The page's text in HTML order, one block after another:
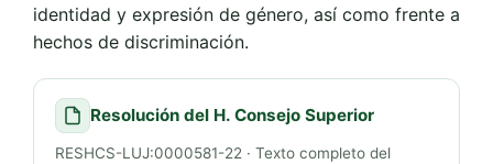
identidad y expresión de género, así como frente a
hechos de discriminación.
Resolución del H. Consejo Superior
RESHCS-LUJ:0000581-22 · Texto completo del